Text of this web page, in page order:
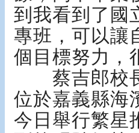
到我看到了國
專班，可以讓
個目標努力，
蔡吉郎校長
位於嘉義縣海
今日舉行繁星